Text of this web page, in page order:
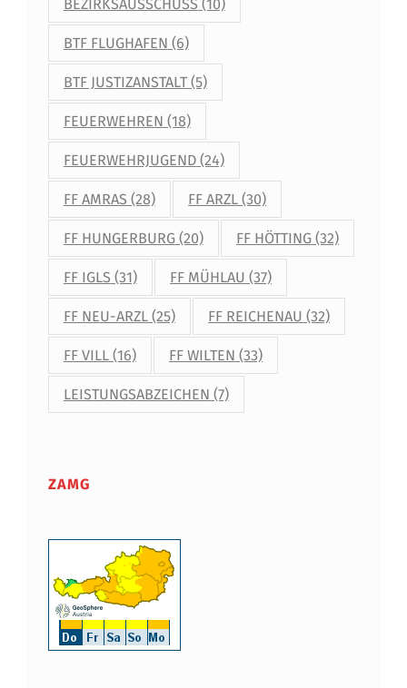
BEZIRKSAUSSCHUSS (10)
BTF FLUGHAFEN (6)
BTF JUSTIZANSTALT(5)
FEUERWEHREN (18)
FEUERWEHRJUGEND(24)
FF AMRAS (28) FF ARZL (30)
FF HUNGERBURG(20) FF HÖTTING (32)
FF IGLS (31) FF MÜHLAU (37)
FF NEU-ARZL(25) FF REICHENAU (32)
FF VILL(16) FF WILTEN (33)
LEISTUNGSABZEICHEN (7)
ZAMG